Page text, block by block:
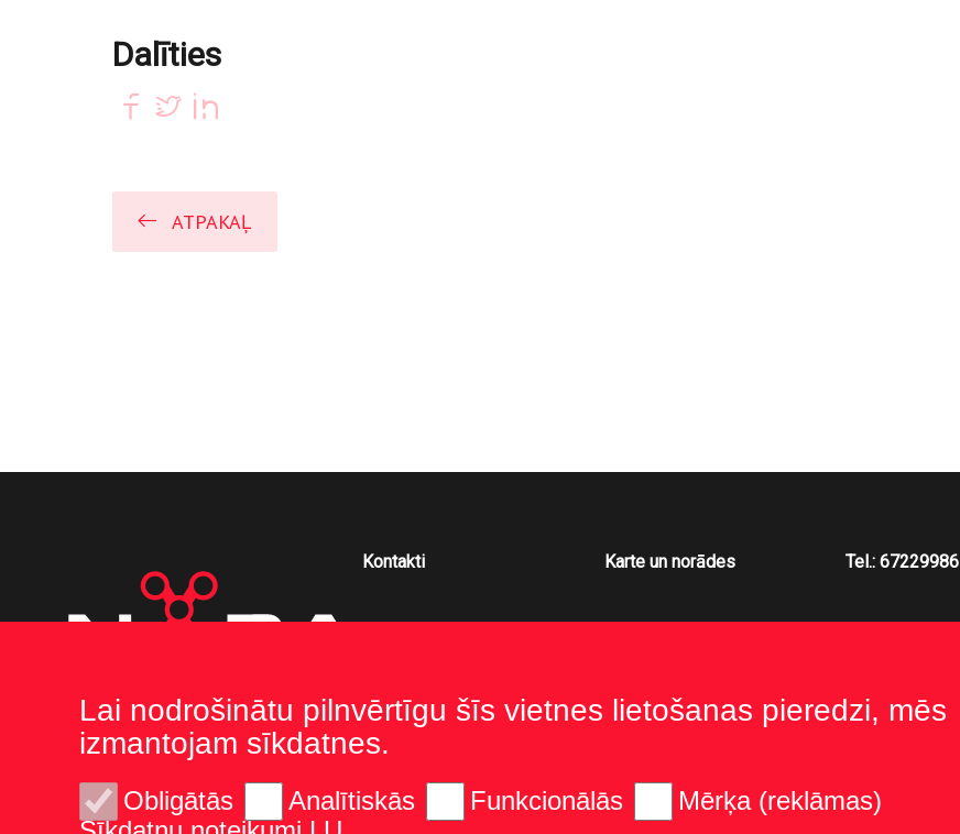
Dalīties
ATPAKAĻ
Kontakti Karte un norādes Tel.: 67229986
Lai nodrošinātu pilnvērtīgu šīs vietnes lietošanas pieredzi, mēs
izmantojam sīkdatnes.
Obligātās Analītiskās Funkcionālās
Mērķa (reklāmas)